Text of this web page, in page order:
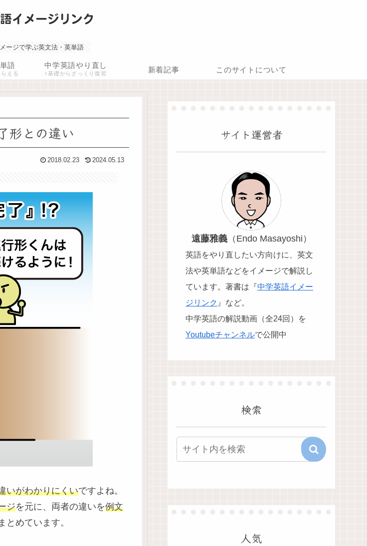
ージで学ぶ英文法・英単語
語
える
中学英語やり直し
基礎からざっくり復習 新着記事 このサイトについて
形との違い
2018.02.23 2024.05.13
いがわかりにくいですよね。
ジを元に、両者の違いを例文
とめています。
サイト運営者
遠藤雅義（Endo Masayoshi）
英語をやり直したい方向けに、英文
法や英単語などをイメージで解説し
ています。 著書は『中学英語イメー
ジリンク 』など。
中学英語の解説動画（全24回）を
Youtubeチャンネルで公開中
検索
人気